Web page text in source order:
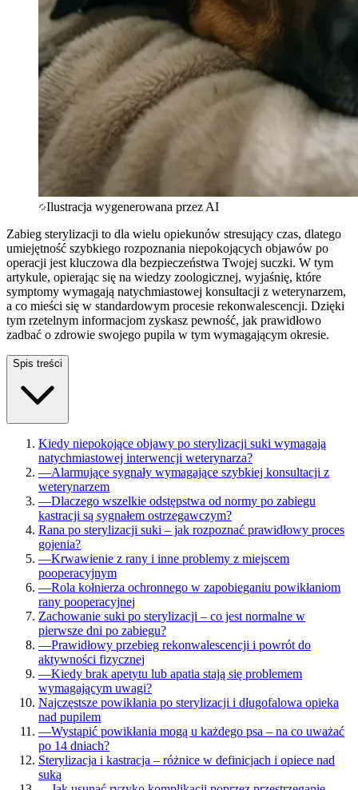
Ilustracja wygenerowana przez AI
Zabieg sterylizacji to dla wielu opiekunów stresujący czas, dlatego
umiejętność szybkiego rozpoznania niepokojących objawów po
operacji jest kluczowa dla bezpieczeństwa Twojej suczki. W tym
artykule, opierając się na wiedzy zoologicznej, wyjaśnię, które
symptomy wymagają natychmiastowej konsultacji z weterynarzem,
a co mieści się w standardowym procesie rekonwalescencji. Dzięki
tym rzetelnym informacjom zyskasz pewność, jak prawidłowo
zadbać o zdrowie swojego pupila w tym wymagającym okresie.
Spis treści
Kiedy niepokojące objawy po sterylizacji suki wymagają
natychmiastowej interwencji weterynarza?
—Alarmujące sygnały wymagające szybkiej konsultacji z
weterynarzem
—Dlaczego wszelkie odstępstwa od normy po zabiegu
kastracji są sygnałem ostrzegawczym?
Rana po sterylizacji suki – jak rozpoznać prawidłowy proces
gojenia?
—Krwawienie z rany i inne problemy z miejscem
pooperacyjnym
—Rola kołnierza ochronnego w zapobieganiu powikłaniom
rany pooperacyjnej
Zachowanie suki po sterylizacji – co jest normalne w
pierwsze dni po zabiegu?
—Prawidłowy przebieg rekonwalescencji i powrót do
aktywności fizycznej
—Kiedy brak apetytu lub apatia stają się problemem
wymagającym uwagi?
Najczęstsze powikłania po sterylizacji i długofalowa opieka
nad pupilem
—Wystąpić powikłania mogą u każdego psa – na co uważać
po 14 dniach?
Sterylizacja i kastracja – różnice w definicjach i opiece nad
suką